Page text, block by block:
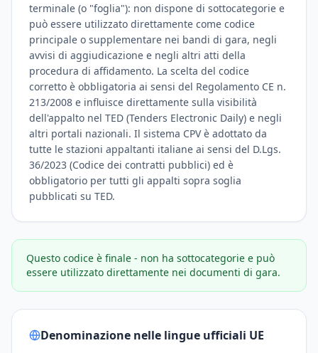
terminale (o "foglia"): non dispone di sottocategorie e
può essere utilizzato direttamente come codice
principale o supplementare nei bandi di gara, negli
avvisi di aggiudicazione e negli altri atti della
procedura di affidamento. La scelta del codice
corretto è obbligatoria ai sensi del Regolamento CE n.
213/2008 e influisce direttamente sulla visibilità
dell'appalto nel TED (Tenders Electronic Daily) e negli
altri portali nazionali. Il sistema CPV è adottato da
tutte le stazioni appaltanti italiane ai sensi del D.Lgs.
36/2023 (Codice dei contratti pubblici) ed è
obbligatorio per tutti gli appalti sopra soglia
pubblicati su TED.
Questo codice è finale - non ha sottocategorie e può
essere utilizzato direttamente nei documenti di gara.
Denominazione nelle lingue ufficiali UE